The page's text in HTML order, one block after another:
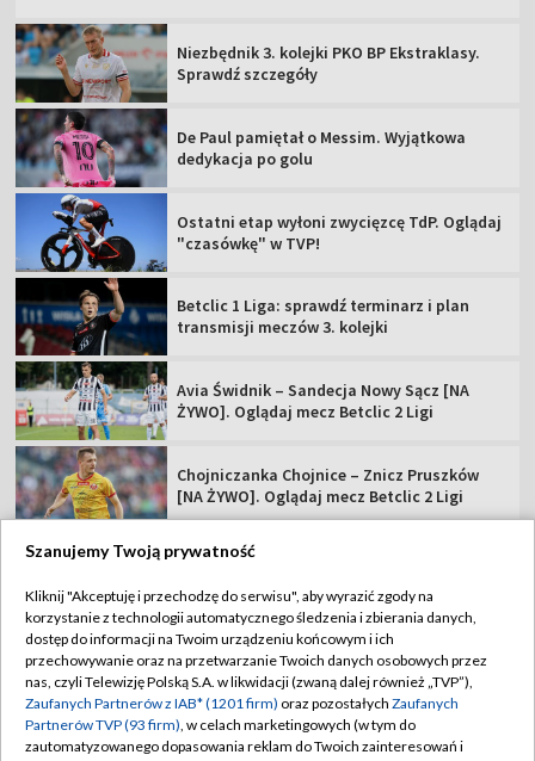
Niezbędnik 3. kolejki PKO BP Ekstraklasy.
Sprawdź szczegóły
De Paul pamiętał o Messim. Wyjątkowa
dedykacja po golu
Ostatni etap wyłoni zwycięzcę TdP. Oglądaj
"czasówkę" w TVP!
Betclic 1 Liga: sprawdź terminarz i plan
transmisji meczów 3. kolejki
Avia Świdnik – Sandecja Nowy Sącz [NA
ŻYWO]. Oglądaj mecz Betclic 2 Ligi
Chojniczanka Chojnice – Znicz Pruszków
[NA ŻYWO]. Oglądaj mecz Betclic 2 Ligi
TVP
Abonament TVP
Sklep TVP
Biuro Reklamy
Regulamin TVP
Polityka prywatności
Moje zgody
Szanujemy Twoją prywatność
Kliknij "Akceptuję i przechodzę do serwisu", aby wyrazić zgody na
korzystanie z technologii automatycznego śledzenia i zbierania danych,
dostęp do informacji na Twoim urządzeniu końcowym i ich
przechowywanie oraz na przetwarzanie Twoich danych osobowych przez
nas, czyli Telewizję Polską S.A. w likwidacji (zwaną dalej również „TVP”),
Zaufanych Partnerów z IAB* (1201 firm) oraz pozostałych Zaufanych
Partnerów TVP (93 firm), w celach marketingowych (w tym do
zautomatyzowanego dopasowania reklam do Twoich zainteresowań i